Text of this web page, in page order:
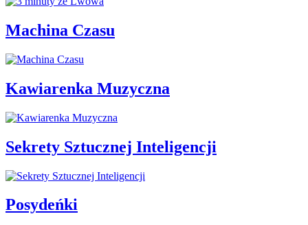
Machina Czasu
Kawiarenka Muzyczna
Sekrety Sztucznej Inteligencji
Posydeńki